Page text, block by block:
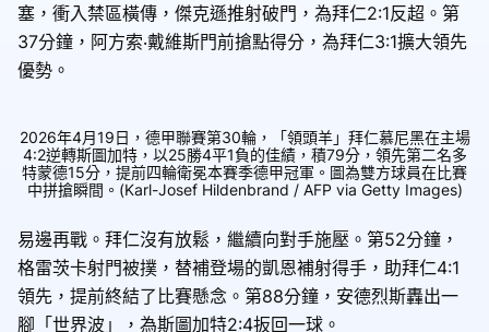
塞，衝入禁區橫傳，傑克遜推射破門，為拜仁2:1反超。第
37分鐘，阿方索‧戴維斯門前搶點得分，為拜仁3:1擴大領先
優勢。
2026年4月19日，德甲聯賽第30輪，「領頭羊」拜仁慕尼黑在主場
4:2逆轉斯圖加特，以25勝4平1負的佳績，積79分，領先第二名多
特蒙德15分，提前四輪衛冕本賽季德甲冠軍。圖為雙方球員在比賽
中拼搶瞬間。(Karl-Josef Hildenbrand / AFP via Getty Images)
易邊再戰。拜仁沒有放鬆，繼續向對手施壓。第52分鐘，
格雷茨卡射門被撲，替補登場的凱恩補射得手，助拜仁4:1
領先，提前終結了比賽懸念。第88分鐘，安德烈斯轟出一
腳「世界波」，為斯圖加特2:4扳回一球。